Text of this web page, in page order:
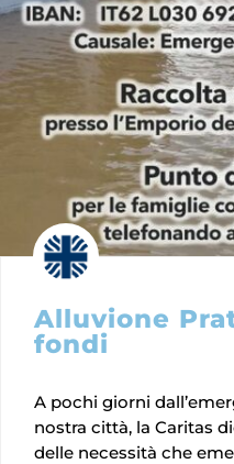
Alluvione
fondi
A pochi giorni
nostra città, la Caritas
delle necessità che